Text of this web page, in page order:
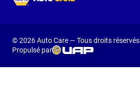
© 2026 Auto Care — Tous droits réservés
Propulsé par